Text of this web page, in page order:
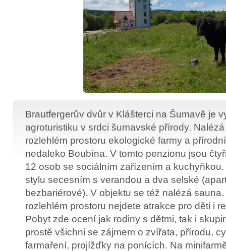
Brautfergerův dvůr v Klášterci na Šumavě je
agroturistiku v srdci šumavské přírody.
rozlehlém prostoru ekologické farmy a
nedaleko Boubína. V tomto penzionu jsou
12 osob se sociálním zařízením a
stylu secesním s verandou a dva selské
bezbariérové). V objektu se též nalézá
rozlehlém prostoru nejdete atrakce pro děti i
Pobyt zde ocení jak rodiny s dětmi, tak i
prostě všichni se zájmem o zvířata, přírodu,
farmaření, projížďky na ponících. Na